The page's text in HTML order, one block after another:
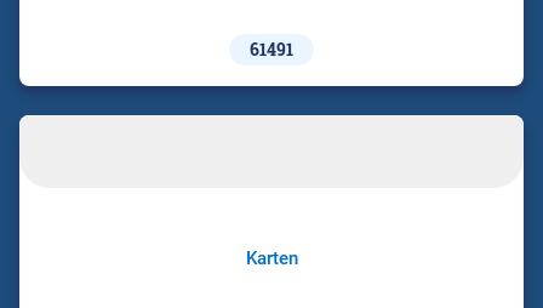
61491
Karten